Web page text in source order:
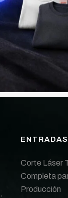
Corte Láser
Completa
Producción